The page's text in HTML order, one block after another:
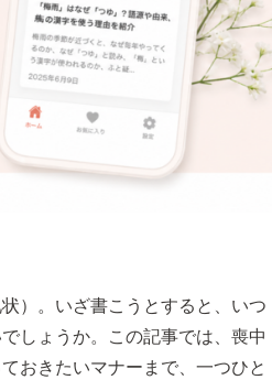
）。いざ書こうとすると、いつ
しょうか。この記事では、喪中
おきたいマナーまで、一つひと